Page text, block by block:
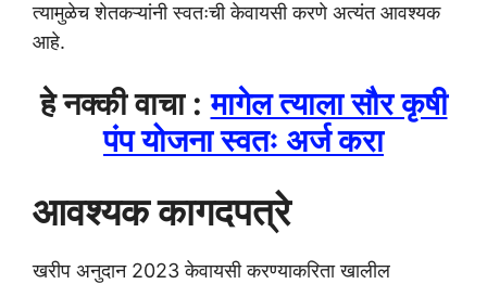
त्यामुळेच शेतकऱ्यांनी स्वतःची केवायसी करणे अत्यंत आवश्यक
आहे.
हे नक्की वाचा : मागेल त्याला सौर कृषी
पंप योजना स्वतः अर्ज करा
आवश्यक कागदपत्रे
खरीप अनुदान 2023 केवायसी करण्याकरिता खालील